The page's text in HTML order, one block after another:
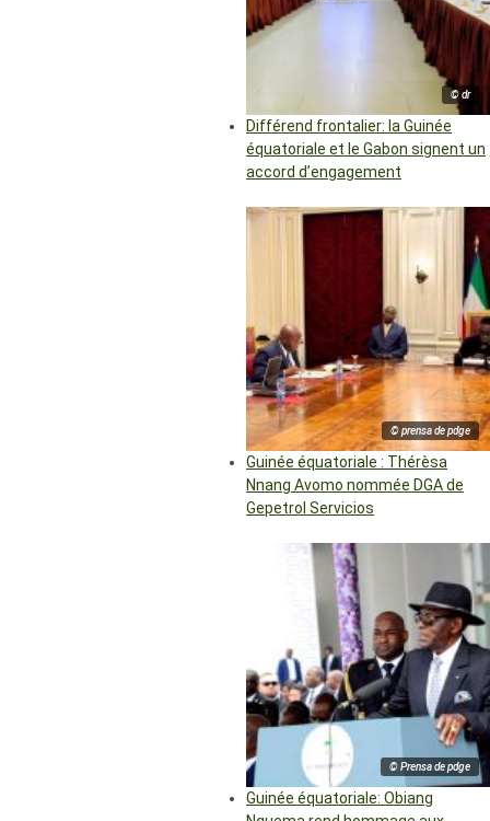
© dr
Différend frontalier: la Guinée
équatoriale et le Gabon signent un
accord d’engagement
© prensa de pdge
Guinée équatoriale : Thérèsa
Nnang Avomo nommée DGA de
Gepetrol Servicios
© Prensa de pdge
Guinée équatoriale: Obiang